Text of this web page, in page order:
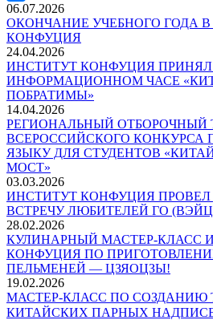
06.07.2026
ОКОНЧАНИЕ УЧЕБНОГО ГОДА
КОНФУЦИЯ
24.04.2026
ИНСТИТУТ КОНФУЦИЯ ПРИНЯЛ
ИНФОРМАЦИОННОМ ЧАСЕ
ПОБРАТИМЫ»
14.04.2026
РЕГИОНАЛЬНЫЙ ОТБОРОЧНЫЙ
ВСЕРОССИЙСКОГО КОНКУРСА
ЯЗЫКУ ДЛЯ СТУДЕНТОВ
МОСТ»
03.03.2026
ИНСТИТУТ КОНФУЦИЯ
ВСТРЕЧУ ЛЮБИТЕЛЕЙ ГО
28.02.2026
КУЛИНАРНЫЙ МАСТЕР-КЛАСС
КОНФУЦИЯ ПО
ПЕЛЬМЕНЕЙ — ЦЗЯОЦЗЫ!
19.02.2026
МАСТЕР-КЛАСС ПО
КИТАЙСКИХ ПАРНЫХ